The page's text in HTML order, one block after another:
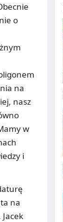
o
na
nasz
w
i
na